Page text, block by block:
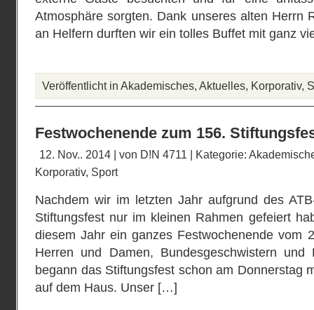
Atmosphäre sorgten. Dank unseres alten Herrn
an Helfern durften wir ein tolles Buffet mit ganz
Veröffentlicht in Akademisches, Aktuelles, Korporativ,
Festwochenende zum 156.
12. Nov.. 2014 | von D!N 4711 | Kategorie:
Korporativ, Sport
Nachdem wir im letzten Jahr aufgrund des
Stiftungsfest nur im kleinen Rahmen gefeiert
diesem Jahr ein ganzes Festwochenende vom
Herren und Damen, Bundesgeschwistern und
begann das Stiftungsfest schon am Donnerstag
auf dem Haus. Unser […]